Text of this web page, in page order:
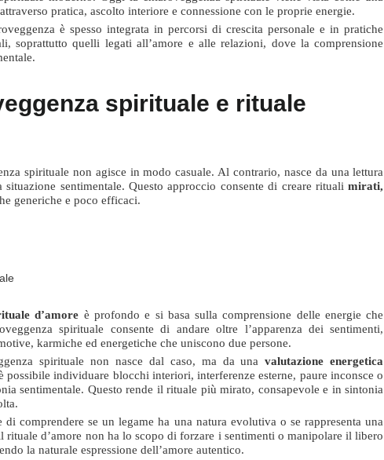
pratica, ascolto interiore e connessione con le proprie energie.
è spesso integrata in percorsi di crescita personale e in pratiche
soprattutto quelli legati all’amore e alle relazioni, dove la comprensione
spirituale e rituale
spirituale non agisce in modo casuale. Al contrario, nasce da una lettura
sentimentale. Questo approccio consente di creare ritualimirati,
generiche e poco efficaci.
d’amore è profondo e si basa sulla comprensione delle energie che
spirituale consente di andare oltre l’apparenza dei sentimenti,
karmiche ed energetiche che uniscono due persone.
spirituale non nasce dal caso, ma da unavalutazione energetica
possibile individuare blocchi interiori, interferenze esterne, paure inconsce o
sentimentale. Questo rende il rituale più mirato, consapevole e in sintonia
comprendere se un legame ha una natura evolutiva o se rappresenta una
d’amore non ha lo scopo di forzare i sentimenti o manipolare il libero
la naturale espressione dell’amore autentico.